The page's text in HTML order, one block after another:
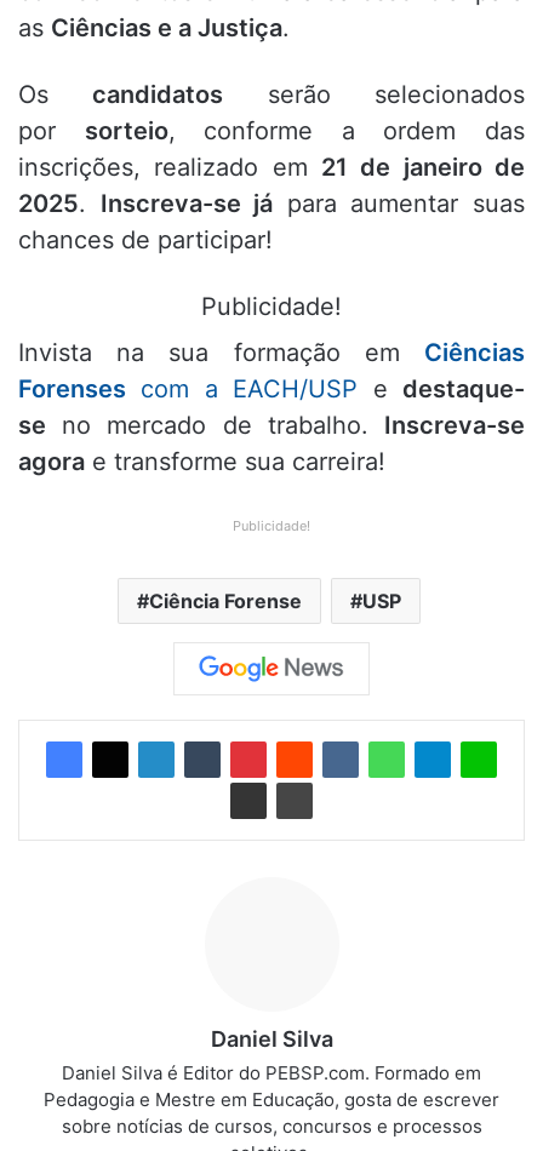
as Ciências e a Justiça.
Oscandidatos serão selecionados
por sorteio, conforme a ordem das
inscrições, realizado em 21 de janeiro de
2025. Inscreva-se já para aumentar suas
chances de participar!
Publicidade!
Invista na sua formação em Ciências
Forenses com a EACH/USP e destaque-
se no mercado de trabalho. Inscreva-se
agora e transforme sua carreira!
Publicidade!
Ciência Forense USP
Daniel Silva
Daniel Silva é Editor do PEBSP.com. Formado em
Pedagogia e Mestre em Educação, gosta de escrever
sobre notícias de cursos, concursos e processos